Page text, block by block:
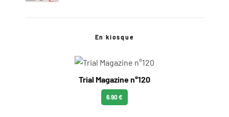
En kiosque
Trial Magazine n°120
6.90 €